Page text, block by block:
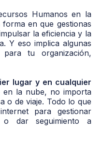
Humanos en la
en que gestionas
la eficiencia y la
Y eso implica algunas
para tu organización,
lugar y en cualquier
en la nube, no importa
o de viaje. Todo lo que
para gestionar
o dar seguimiento a